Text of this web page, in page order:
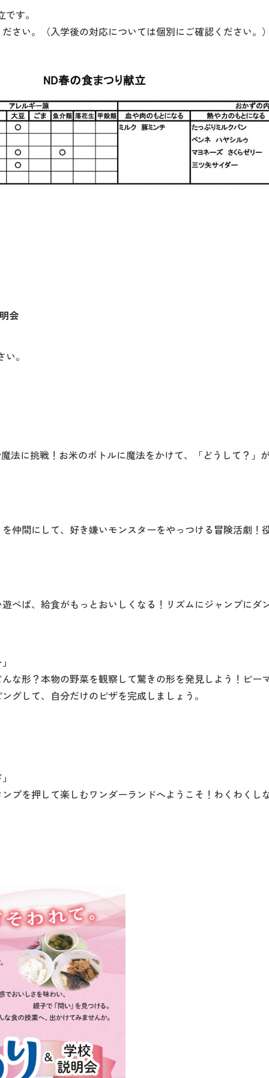
す。
さい。（入学後の対応については個別にご確認ください。
会
。
法に挑戦！お米のボトルに魔法をかけて、「どうして？」
仲間にして、好き嫌いモンスターをやっつける冒険活劇！
べば、給食がもっとおいしくなる！リズムにジャンプにダ
な形？本物の野菜を観察して驚きの形を発見しよう！ピー
グして、自分だけのピザを完成しましょう。
プを押して楽しむワンダーランドへようこそ！わくわくし